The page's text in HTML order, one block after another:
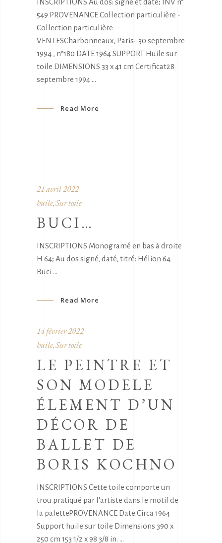
INSCRIPTIONS Au dos: signé et daté; INV n°
549 PROVENANCE Collection particulière -
Collection particulière
VENTESCharbonneaux, Paris- 30 septembre
1994 , n°180 DATE 1964 SUPPORT Huile sur
toile DIMENSIONS 33 x 41 cm Certificat28
septembre 1994
Read More
21 avril 2022
huile Sur toile
BUCI…
INSCRIPTIONS Monogramé en bas à droite
H 64; Au dos signé, daté, titré: Hélion 64
Buci
Read More
14 février 2022
huile, Sur toile
LE PEINTRE ET
SON MODELE
ÉLEMENT D’UN
DÉCOR DE
BALLET DE
BORIS KOCHNO
INSCRIPTIONS Cette toile comporte un
trou pratiqué par l'artiste dans le motif de
la palettePROVENANCE Date Circa 1964
Support huile sur toile Dimensions 390 x
250 cm 153 1/2 x 98 3/8 in.